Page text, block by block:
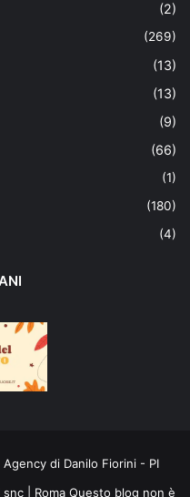
(2)
(269)
(13)
(13)
(9)
(66)
(1)
(180)
(4)
di Danilo Fiorini - PI
| Roma Questo blog non è